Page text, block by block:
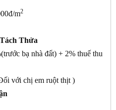
m2
Thửa
bạ nhà đất) + 2% thuế thu
với chị em ruột thịt )